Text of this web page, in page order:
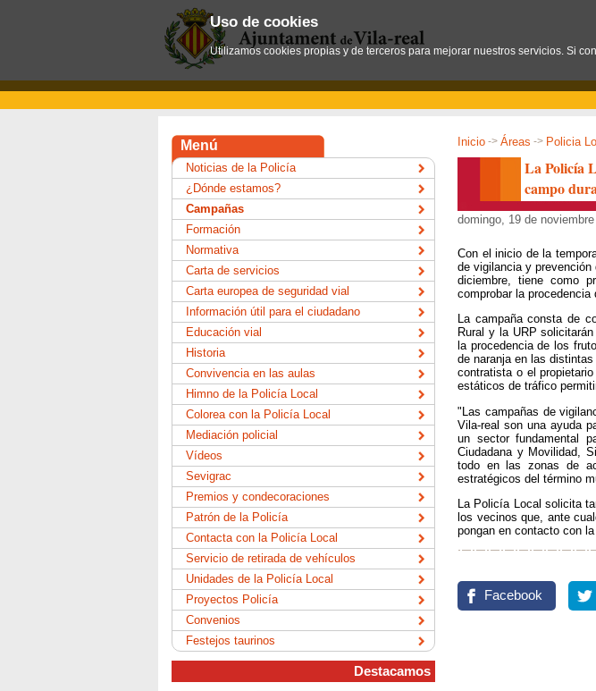
Inicio -> Áreas -> Policia
La Policía
campo
domingo, 19 de
Con el inicio de la
de vigilancia y prevención
diciembre, tiene como
comprobar la procedencia
La campaña consta de
Rural y la URP
la procedencia de los
de naranja en las
contratista o el
estáticos de tráfico
"Las campañas de
Vila-real son una ayuda
un sector fundamental
Ciudadana y Movilidad,
todo en las zonas de
estratégicos del término
La Policía Local solicita
los vecinos que, ante
pongan en contacto con
Facebook
Menú
Noticias de la Policía
¿Dónde estamos?
Campañas
Formación
Normativa
Carta de servicios
Carta europea de seguridad vial
Información útil para el ciudadano
Educación vial
Historia
Convivencia en las aulas
Himno de la Policía Local
Colorea con la Policía Local
Mediación policial
Vídeos
Sevigrac
Premios y condecoraciones
Patrón de la Policía
Contacta con la Policía Local
Servicio de retirada de vehículos
Unidades de la Policía Local
Proyectos Policía
Convenios
Festejos taurinos
Destacamos
Uso de cookies
Utilizamos cookies propias y de terceros para mejorar nuestros servicios. Si